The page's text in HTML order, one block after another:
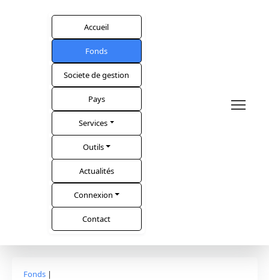
Accueil
Fonds
Societe de gestion
Pays
Services
Outils
Actualités
Connexion
Contact
Fonds |